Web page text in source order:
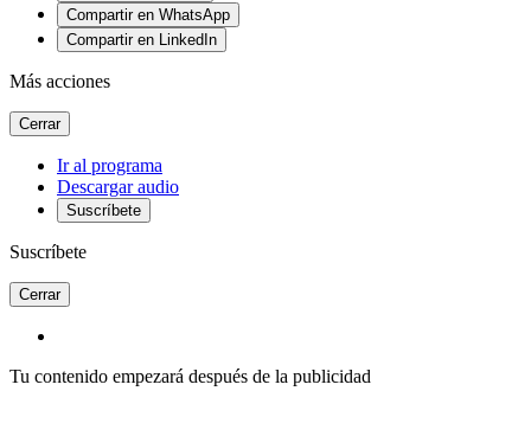
Compartir en WhatsApp
Compartir en LinkedIn
Más acciones
Cerrar
Ir al programa
Descargar audio
Suscríbete
Suscríbete
Cerrar
Tu contenido empezará después de la publicidad